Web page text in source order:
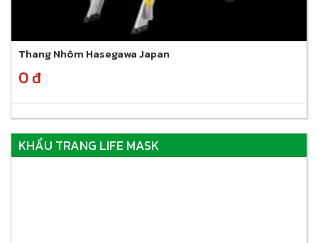
Thang Nhôm Hasegawa Japan
0 đ
KHẨU TRANG LIFE MASK